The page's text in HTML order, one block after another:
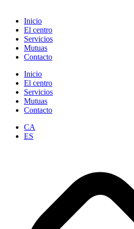
Inicio
El centro
Servicios
Mutuas
Contacto
Inicio
El centro
Servicios
Mutuas
Contacto
CA
ES